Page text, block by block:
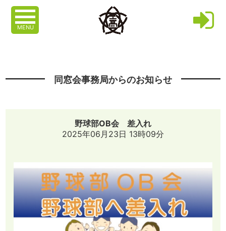
MENU
同窓会事務局からのお知らせ
野球部OB会 差入れ
2025年06月23日 13時09分